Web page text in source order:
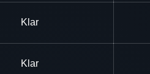
Klar
Klar